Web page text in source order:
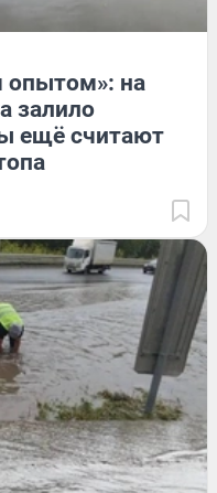
опытом»: на
залило
ещё считают